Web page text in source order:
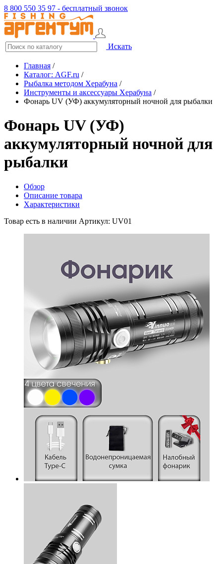
8 800 550 35 97 - бесплатный звонок
Искать
Главная /
Каталог: AGF.ru /
Рыбалка методом Херабуна /
Инструменты и аксессуары Херабуна /
Фонарь UV (УФ) аккумуляторный ночной для рыбалки
Фонарь UV (УФ)
аккумуляторный ночной для
рыбалки
Обзор
Описание товара
Характеристики
Товар есть в наличии Артикул: UV01